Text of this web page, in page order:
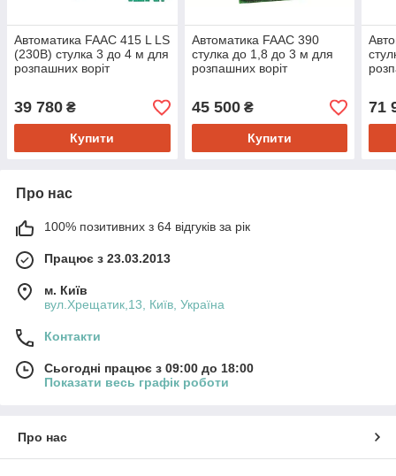
Автоматика FAAC 415 L LS
(230В) стулка 3 до 4 м для
розпашних воріт
39 780 ₴
Купити
Автоматика FAAC 390
стулка до 1,8 до 3 м для
розпашних воріт
45 500₴
Купити
71
Про нас
100% позитивних з 64 відгуків за рік
Працює з 23.03.2013
м. Київ
вул.Хрещатик,13, Київ, Україна
Контакти
Сьогодні працює з 09:00 до 18:00
Показати весь графік роботи
Про нас